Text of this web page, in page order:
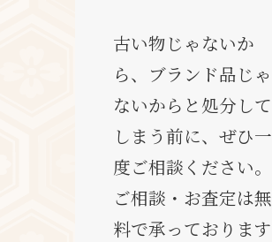
古い物じゃないか
ら、ブランド品じゃ
ないからと処分して
しまう前に、ぜひ一
度ご相談ください。
ご相談・お査定は無
料で承っております